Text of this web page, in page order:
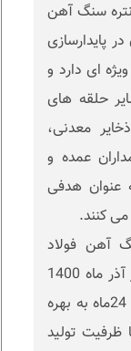
سنگ آهن
پایدارسازی
ای دارد و
حلقه های
معدنی،
عمده و
عنوان هدفی
می کنند.
آهن فولاد
خراسان با توجه به تفاهم¬نامه ای که از آذر ماه 1400
اجرایی شده است، قرار است ظرف مدت 24ماه به بهره
ظرفیت تولید